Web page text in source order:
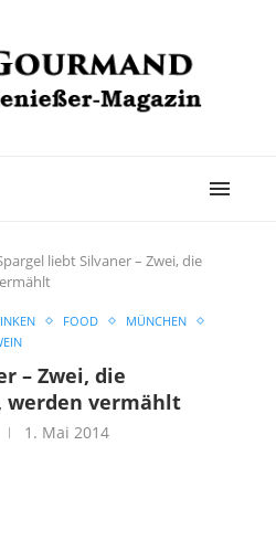
liebt Silvaner – Zwei, die
FOOD
MÜNCHEN
– Zwei, die
werden vermählt
1. Mai 2014